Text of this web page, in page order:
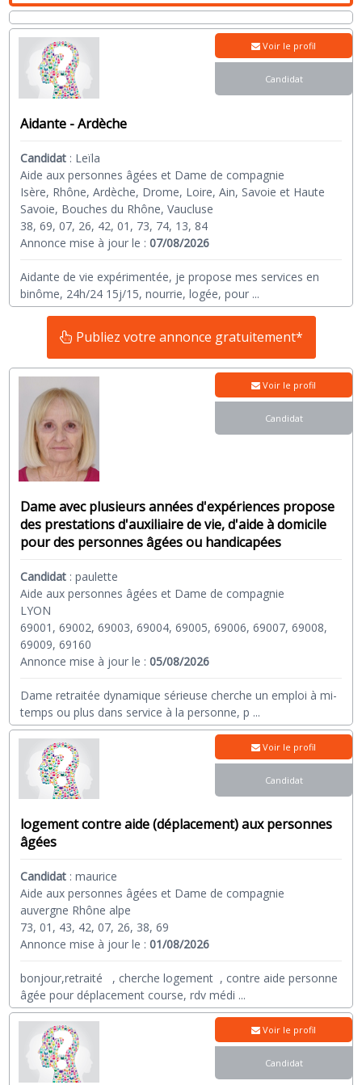
Aidante - Ardèche
Candidat : Leïla
Aide aux personnes âgées et Dame de compagnie
Isère, Rhône, Ardèche, Drome, Loire, Ain, Savoie et Haute
Savoie, Bouches du Rhône, Vaucluse
38, 69, 07, 26, 42, 01, 73, 74, 13, 84
Annonce mise à jour le :07/08/2026
Aidante de vie expérimentée, je propose mes services en
binôme, 24h/24 15j/15, nourrie, logée, pour ...
Voir le profil
Candidat
Publiez votre annonce gratuitement*
Dame avec plusieurs années d'expériences propose
des prestations d'auxiliaire de vie, d'aide à domicile
pour des personnes âgées ou handicapées
Candidat :paulette
Aide aux personnes âgées et Dame de compagnie
LYON
69001, 69002, 69003, 69004, 69005, 69006, 69007, 69008,
69009, 69160
Annonce mise à jour le :05/08/2026
Dame retraitée dynamique sérieuse cherche un emploi à mi-
temps ou plus dans service à la personne, p ...
Voir le profil
Candidat
logement contre aide (déplacement) aux personnes
âgées
Candidat :maurice
Aide aux personnes âgées et Dame de compagnie
auvergne Rhône alpe
73, 01, 43, 42, 07, 26, 38, 69
Annonce mise à jour le :01/08/2026
bonjour,retraité , cherche logement , contre aide personne
âgée pour déplacement course, rdv médi ...
Voir le profil
Candidat
Voir le profil
Candidat